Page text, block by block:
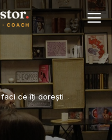
ce îți dorești